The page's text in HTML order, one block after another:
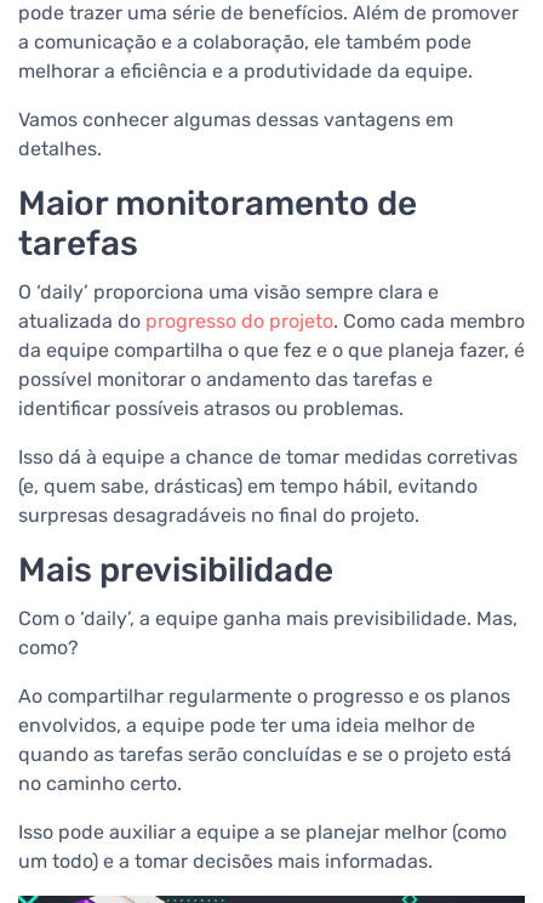
pode trazer uma série de benefícios. Além de promover
a comunicação e a colaboração, ele também pode
melhorar a eficiência e a produtividade da equipe.
Vamos conhecer algumas dessas vantagens em
detalhes.
Maior monitoramento de
tarefas
O ‘daily’ proporciona uma visão sempre clara e
atualizada do progresso do projeto. Como cada membro
da equipe compartilha o que fez e o que planeja fazer, é
possível monitorar o andamento das tarefas e
identificar possíveis atrasos ou problemas.
Isso dá à equipe a chance de tomar medidas corretivas
(e, quem sabe, drásticas) em tempo hábil, evitando
surpresas desagradáveis no final do projeto.
Mais previsibilidade
Com o ‘daily’, a equipe ganha mais previsibilidade. Mas,
como?
Ao compartilhar regularmente o progresso e os planos
envolvidos, a equipe pode ter uma ideia melhor de
quando as tarefas serão concluídas e se o projeto está
no caminho certo.
Isso pode auxiliar a equipe a se planejar melhor (como
um todo) e a tomar decisões mais informadas.